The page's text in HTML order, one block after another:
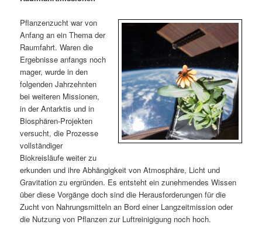
ä
r
e
n
I
n
h
a
n
d
ä
r
e
n
I
n
n
v
i
g
a
t
i
o
n
Pflanzenzucht war von
Anfang an ein Thema der
Raumfahrt. Waren die
Ergebnisse anfangs noch
mager, wurde in den
folgenden Jahrzehnten
bei weiteren Missionen,
in der Antarktis und in
Biosphären-Projekten
versucht, die Prozesse
vollständiger
Biokreisläufe weiter zu
erkunden und ihre Abhängigkeit von Atmosphäre, Licht und
Gravitation zu ergründen. Es entsteht ein zunehmendes Wissen
über diese Vorgänge doch sind die Herausforderungen für die
Zucht von Nahrungsmitteln an Bord einer Langzeitmission oder
die Nutzung von Pflanzen zur Luftreinigigung noch hoch.